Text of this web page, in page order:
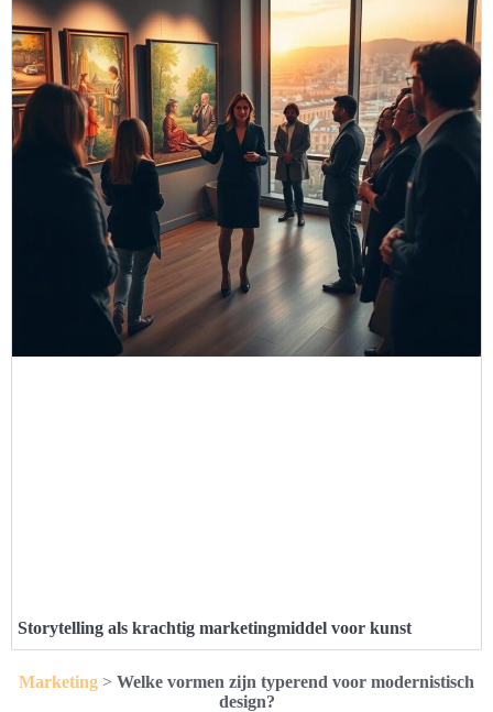
Storytelling als krachtig marketingmiddel voor kunst
Marketing > Welke vormen zijn typerend voor modernistisch
design?